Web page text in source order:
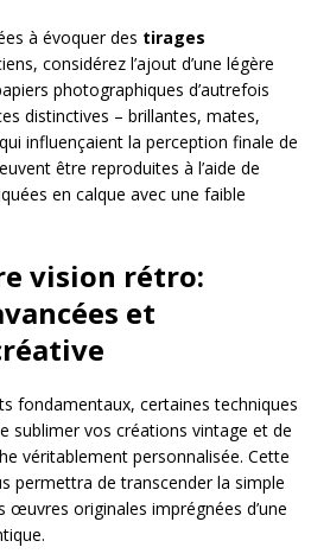
à évoquer des tirages
considérez l’ajout d’une légère
photographiques d’autrefois
distinctives – brillantes, mates,
influençaient la perception finale de
être reproduites à l’aide de
en calque avec une faible
vision rétro:
et
fondamentaux, certaines techniques
sublimer vos créations vintage et de
véritablement personnalisée. Cette
permettra de transcender la simple
originales imprégnées d’une